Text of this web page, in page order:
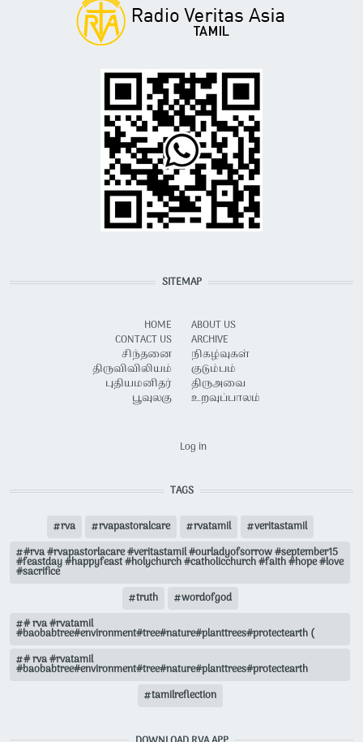
SITEMAP
HOME
CONTACT US
சிந்தனை
திருவிவிலியம்
புதியமனிதர்
பூவுலகு
ABOUT US
ARCHIVE
நிகழ்வுகள்
குடும்பம்
திருஅவை
உறவுப்பாலம்
Log in
TAGS
rva rvapastoralcare rvatamil
veritastamil
#rva #rvapastorlacare #veritastamil #ourladyofsorrow #september15
#feastday #happyfeast #holychurch #catholicchurch #faith #hope #love
#sacrifice
truth
wordofgod
# rva #rvatamil
#baobabtree#environment#tree#nature#planttrees#protectearth (
# rva #rvatamil
#baobabtree#environment#tree#nature#planttrees#protectearth
tamilreflection